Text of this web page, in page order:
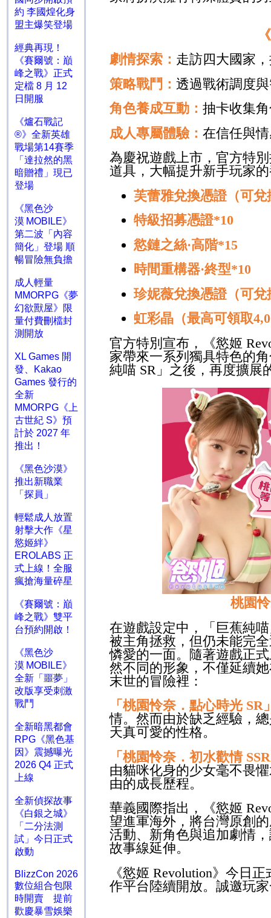
約 李國煌化身
盟主爆笑登場
經典再現！
《賽爾號：巔
峰之戰》正式
定檔 8 月 12
日開服
《爐石戰記
®》全新英雄
戰場第14賽季
「達拉然的黑
暗贈禮」現已
登場
《黑色沙
漠 MOBILE》
第二波「內容
簡化」登場 順
暢冒險無負擔
成人輕量
MMORPG《夢
幻欲獸屋》限
量付費刪檔封
測開放
XL Games 開
發、Kakao
Games 發行的
全新
MMORPG《上
古世紀 S》預
計於 2027 年
推出！
《黑色沙漠》
推出新職業
「探員」
輕鬆成人放置
射擊大作《星
慾姬絆》
EROLABS 正
式上線！全服
瘋搶海量碎星
《賽爾號：巔
峰之戰》雙平
台預約開啟！
《黑色沙
漠 MOBILE》
全新「噩夢」
改版享受刺激
戰鬥
全新暗黑都會
RPG《黑色基
因》震撼曝光
2026 Q4 正式
上線
全新偵探故事
《白銀之城》
「二分法測
試」今日正式
啟動
BlizzCon 2026
數位組合包限
時開賣 提前
歡慶暴雪娛樂
劇情探索： 走訪四大國家
策略戰鬥： 透過戰術調度
角色養成互動： 抽卡收集
成人專屬體驗： 在信任與
為慶祝遊戲上市，官方特
道具，大幅提升新手玩家
芙蕾雅兌換憑證（可
特級招募憑證*10
慾鏈之絲·高階*15
時間重構器·終型*10
珍妮薇兌換憑證（可
虹彩晶（最高可領取
官方特別宣布，《慾姬
家帶來一系列獨具特色的
純喵 SR 」之後，再度擴展
桃園
在遊戲設定中，「巨蕉純
被主角拯救，但仍未能完
憐愛的一面。隨著遊戲正
然不同的形象，不僅延續
末世的冒險裡：
「桃園怜奈．點心時光 SR
情。然而由於缺乏經驗，
天真可愛的性格。
「桃園怜奈．初水歡情 SSR
由貓咪化身的少女毫不畏
由的成長歷程。
華義國際指出，《慾姬
望進軍海外，將台灣原創
活動、新角色與追加劇情
故事線延伸。
《慾姬 Revolution》今日正
作平台陸續開放。誠邀玩